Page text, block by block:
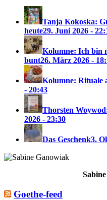
Tanja Kokoska:
heute29. Juni 2026 -
Kolumne: Ich bin
bunt26. März 2026 -
Kolumne: Rituale
- 20:43
Thorsten
2026 - 23:30
Das Geschenk3.
Goethe-feed